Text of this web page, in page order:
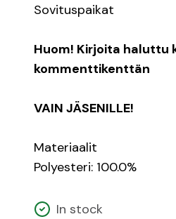
Sovituspaikat
Huom! Kirjoita haluttu
kommenttikenttän
VAIN JÄSENILLE!
Materiaalit
Polyesteri: 100.0%
In stock